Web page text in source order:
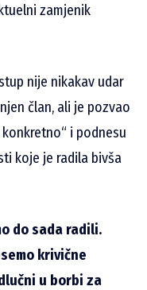
zamjenik
nije nikakav udar
član, ali je pozvao
i podnesu
koje je radila bivša
do sada radili.
krivične
u borbi za